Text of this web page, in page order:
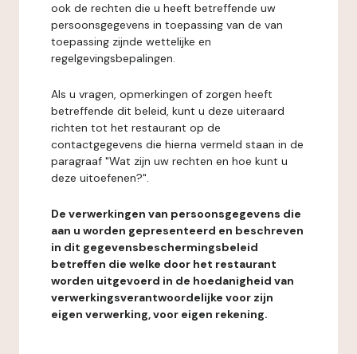
ook de rechten die u heeft betreffende uw
persoonsgegevens in toepassing van de van
toepassing zijnde wettelijke en
regelgevingsbepalingen.
Als u vragen, opmerkingen of zorgen heeft
betreffende dit beleid, kunt u deze uiteraard
richten tot het restaurant op de
contactgegevens die hierna vermeld staan in de
paragraaf "Wat zijn uw rechten en hoe kunt u
deze uitoefenen?".
De verwerkingen van persoonsgegevens die
aan u worden gepresenteerd en beschreven
in dit gegevensbeschermingsbeleid
betreffen die welke door het restaurant
worden uitgevoerd in de hoedanigheid van
verwerkingsverantwoordelijke voor zijn
eigen verwerking, voor eigen rekening.